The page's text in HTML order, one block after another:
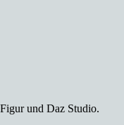
und Daz Studio.